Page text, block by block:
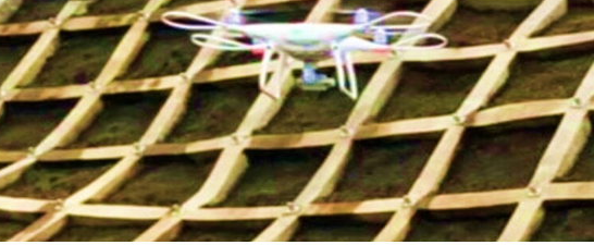
検証点 1
標定点 1
３次元計測技術 1
量
ルート作成
ソ
成